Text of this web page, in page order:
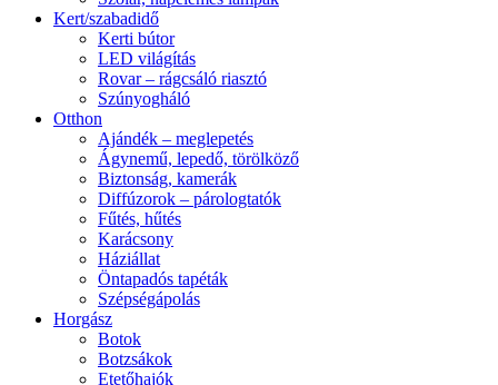
Kert/szabadidő
Kerti bútor
LED világítás
Rovar – rágcsáló riasztó
Szúnyogháló
Otthon
Ajándék – meglepetés
Ágynemű, lepedő, törölköző
Biztonság, kamerák
Diffúzorok – párologtatók
Fűtés, hűtés
Karácsony
Háziállat
Öntapadós tapéták
Szépségápolás
Horgász
Botok
Botzsákok
Etetőhajók